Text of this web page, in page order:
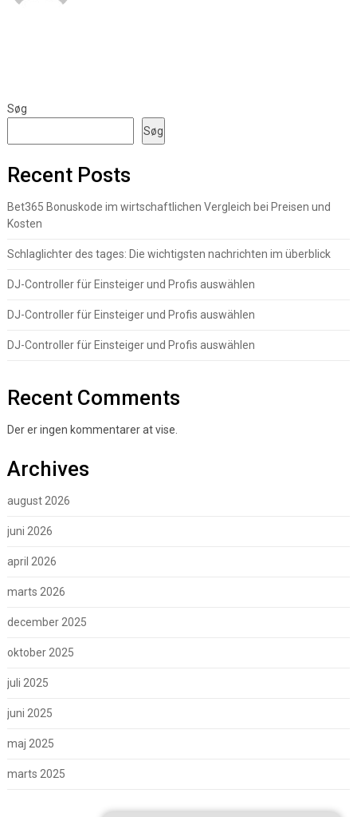
Søg
Søg
Recent Posts
Bet365 Bonuskode im wirtschaftlichen Vergleich bei Preisen und
Kosten
Schlaglichter des tages: Die wichtigsten nachrichten im überblick
DJ-Controller für Einsteiger und Profis auswählen
DJ-Controller für Einsteiger und Profis auswählen
DJ-Controller für Einsteiger und Profis auswählen
Recent Comments
Der er ingen kommentarer at vise.
Archives
august 2026
juni 2026
april 2026
marts 2026
december 2025
oktober 2025
juli 2025
juni 2025
maj 2025
marts 2025